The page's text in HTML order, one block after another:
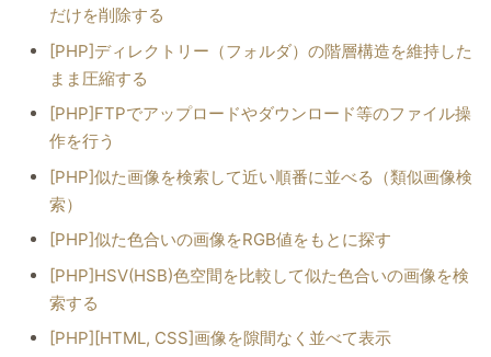
だけを削除する
[PHP]ディレクトリー（フォルダ）の階層構造を維持した
まま圧縮する
[PHP]FTPでアップロードやダウンロード等のファイル操
作を行う
[PHP]似た画像を検索して近い順番に並べる（類似画像検
索）
[PHP]似た色合いの画像をRGB値をもとに探す
[PHP]HSV(HSB)色空間を比較して似た色合いの画像を検
索する
[PHP][HTML, CSS]画像を隙間なく並べて表示